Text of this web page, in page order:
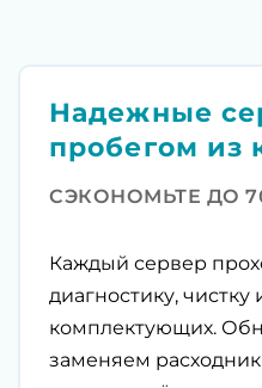
Надежные
пробегом
СЭКОНОМЬТЕ ДО
Каждый сервер
диагностику, чистку
комплектующих.
заменяем